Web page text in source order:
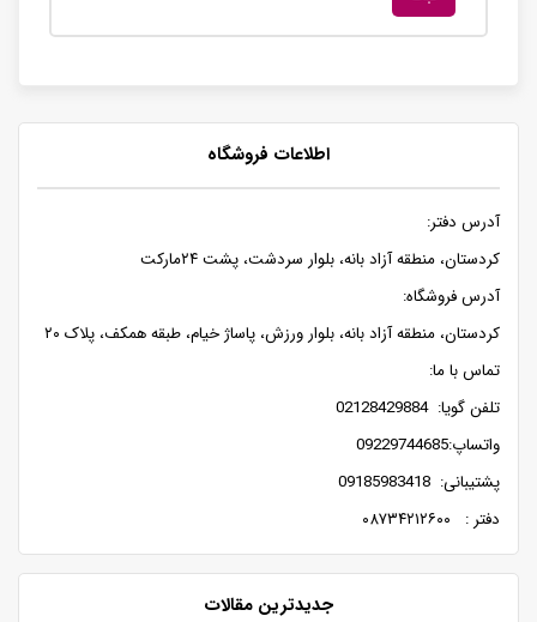
اطلاعات فروشگاه
آدرس دفتر:
کردستان، منطقه آزاد بانه، بلوار سردشت، پشت ۲۴مارکت
آدرس فروشگاه:
کردستان، منطقه آزاد بانه، بلوار ورزش، پاساژ خیام، طبقه همکف، پلاک ۲۰
تماس با ما:
تلفن گویا: 02128429884
واتساپ:09229744685
پشتیبانی: 09185983418
دفتر : ۰۸۷۳۴۲۱۲۶۰۰
جدیدترین مقالات